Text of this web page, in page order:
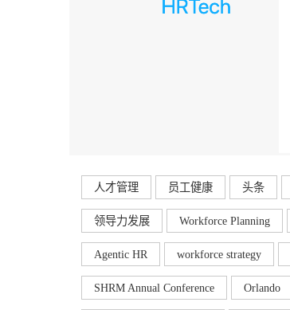
人才管理 员工健康 头条
领导力发展 Workforce Planning
Agentic HR workforce strategy
SHRM Annual Conference Orlando